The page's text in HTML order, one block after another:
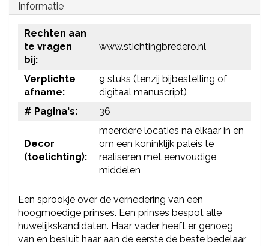
Informatie
Rechten aan
te vragen
bij:
www.stichtingbredero.nl
Verplichte
afname:
9 stuks (tenzij bijbestelling of
digitaal manuscript)
# Pagina's:
36
Decor
(toelichting):
meerdere locaties na elkaar in en
om een koninklijk paleis te
realiseren met eenvoudige
middelen
Een sprookje over de vernedering van een
hoogmoedige prinses. Een prinses bespot alle
huwelijkskandidaten. Haar vader heeft er genoeg
van en besluit haar aan de eerste de beste bedelaar